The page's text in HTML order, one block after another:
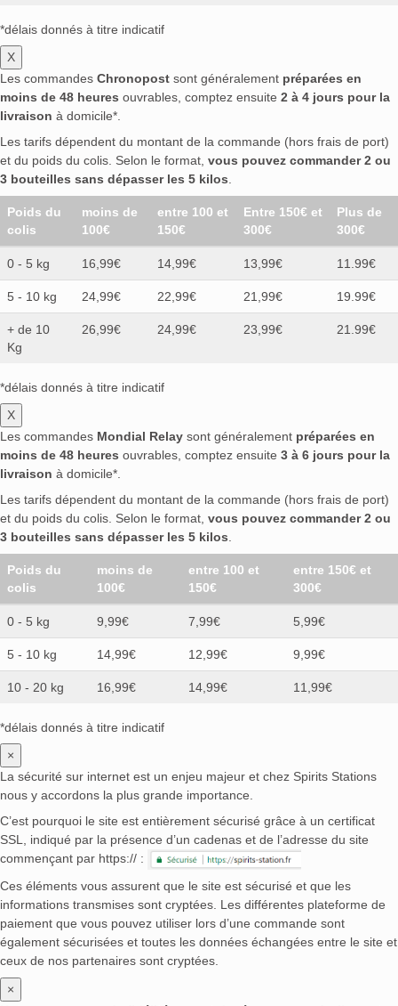
*délais donnés à titre indicatif
X
Les commandes Chronopost sont généralement préparées en
moins de 48 heures ouvrables, comptez ensuite 2 à 4 jours pour la
livraison à domicile*.
Les tarifs dépendent du montant de la commande (hors frais de port)
et du poids du colis. Selon le format, vous pouvez commander 2 ou
3 bouteilles sans dépasser les 5 kilos.
Poids du
colis
moins de
100€
entre 100 et
150€
Entre 150€ et
300€
Plus de
300€
0 - 5 kg 16,99€ 14,99€ 13,99€ 11.99€
5 - 10 kg 24,99€ 22,99€ 21,99€ 19.99€
+ de 10
Kg
26,99€ 24,99€ 23,99€ 21.99€
*délais donnés à titre indicatif
X
Les commandes Mondial Relay sont généralement préparées en
moins de 48 heures ouvrables, comptez ensuite 3 à 6 jours pour la
livraison à domicile*.
Les tarifs dépendent du montant de la commande (hors frais de port)
et du poids du colis. Selon le format, vous pouvez commander 2 ou
3 bouteilles sans dépasser les 5 kilos.
Poids du
colis
moins de
100€
entre 100 et
150€
entre 150€ et
300€
0 - 5 kg 9,99€ 7,99€ 5,99€
5 - 10 kg 14,99€ 12,99€ 9,99€
10 - 20 kg 16,99€ 14,99€ 11,99€
*délais donnés à titre indicatif
×
La sécurité sur internet est un enjeu majeur et chez Spirits Stations
nous y accordons la plus grande importance.
C’est pourquoi le site est entièrement sécurisé grâce à un certificat
SSL, indiqué par la présence d’un cadenas et de l’adresse du site
commençant par https:// :
Ces éléments vous assurent que le site est sécurisé et que les
informations transmises sont cryptées. Les différentes plateforme de
paiement que vous pouvez utiliser lors d’une commande sont
également sécurisées et toutes les données échangées entre le site et
ceux de nos partenaires sont cryptées.
×